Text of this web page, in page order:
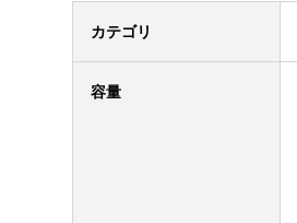
カテゴリ
容量